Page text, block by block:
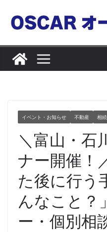
ン
イベント・お知らせ 不動産 相続
＼富山・石
ナー開催！
た後に行う
んなこと？
ー・個別相